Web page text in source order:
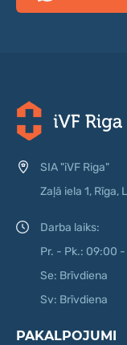
SIA "iVF Riga"
Zaļā iela 1, Rīga,
Darba laiks:
Pr. - Pk.: 09:00 -
Se: Brīvdiena
Sv: Brīvdiena
PAKALPOJUMI